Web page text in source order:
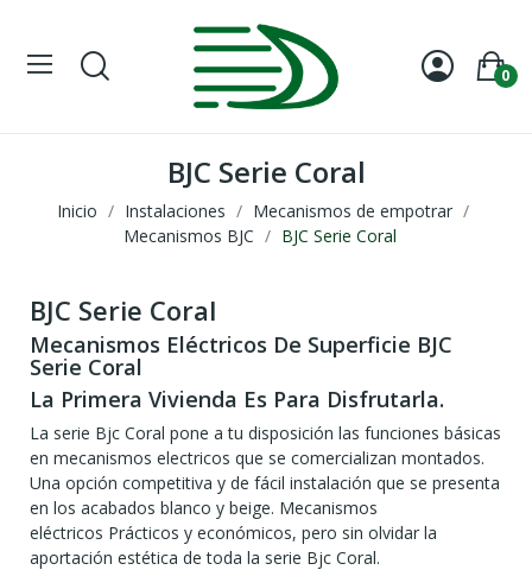
0
BJC Serie Coral
Inicio Instalaciones
Mecanismos de empotrar
Mecanismos BJC
BJC Serie Coral
BJC Serie Coral
Mecanismos Eléctricos De Superficie BJC
Serie Coral
La Primera Vivienda Es Para Disfrutarla.
La serie Bjc Coral pone a tu disposición las funciones básicas
en mecanismos electricos que se comercializan montados.
Una opción competitiva y de fácil instalación que se presenta
en los acabados blanco y beige. Mecanismos
eléctricos Prácticos y económicos, pero sin olvidar la
aportación estética de toda la serie Bjc Coral.